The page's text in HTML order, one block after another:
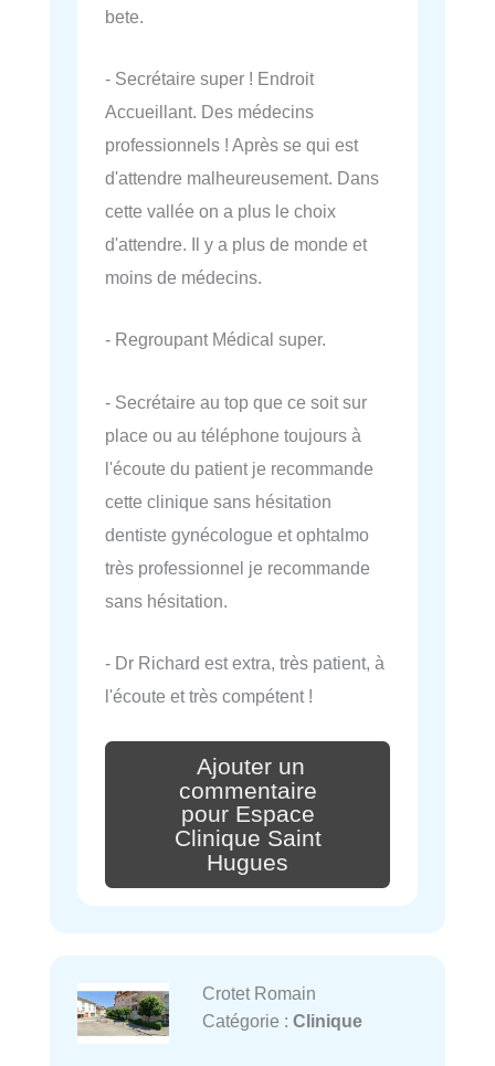
bete.
- Secrétaire super ! Endroit
Accueillant. Des médecins
professionnels ! Après se qui est
d'attendre malheureusement. Dans
cette vallée on a plus le choix
d'attendre. Il y a plus de monde et
moins de médecins.
- Regroupant Médical super.
- Secrétaire au top que ce soit sur
place ou au téléphone toujours à
l'écoute du patient je recommande
cette clinique sans hésitation
dentiste gynécologue et ophtalmo
très professionnel je recommande
sans hésitation.
- Dr Richard est extra, très patient, à
l'écoute et très compétent !
Ajouter un
commentaire
pour Espace
Clinique Saint
Hugues
Crotet Romain
Catégorie : Clinique